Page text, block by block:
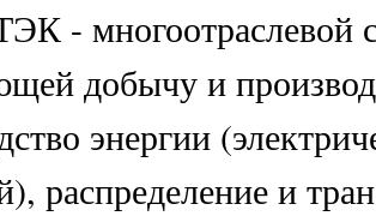
- многоотраслевой
добычу и
энергии
распределение и